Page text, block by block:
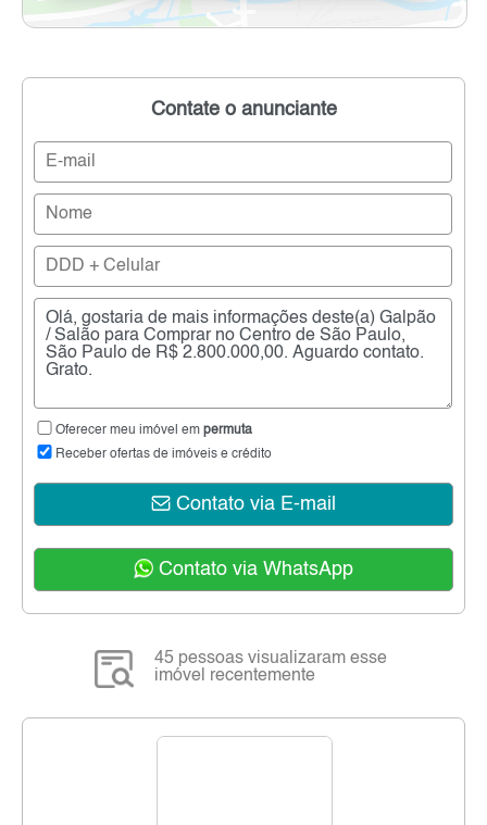
Contate o anunciante
Oferecer meu imóvel em permuta
Receber ofertas de imóveis e crédito
Contato via E-mail
Contato via WhatsApp
45 pessoas visualizaram esse
imóvel recentemente